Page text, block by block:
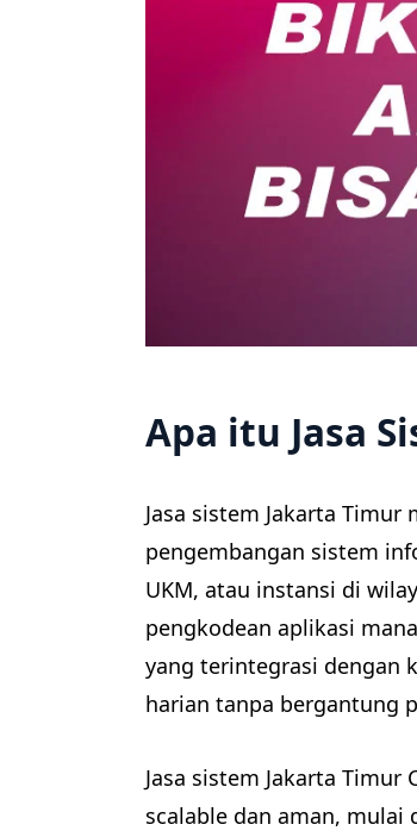
Apa itu Jasa
Jasa sistem Jakarta
pengembangan sistem
UKM, atau instansi di
pengkodean aplikasi
yang terintegrasi dengan
harian tanpa bergantung
Jasa sistem Jakarta
scalable dan aman, mulai